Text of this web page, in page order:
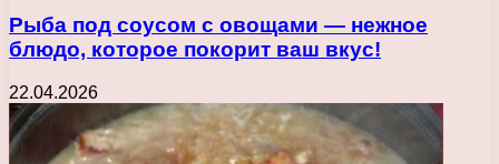
Рыба под соусом с овощами — нежное
блюдо, которое покорит ваш вкус!
22.04.2026